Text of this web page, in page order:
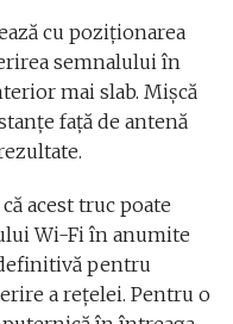
cu poziționarea
semnalului în
mai slab. Mișcă
față de antenă
acest truc poate
Wi-Fi în anumite
pentru
a rețelei. Pentru o